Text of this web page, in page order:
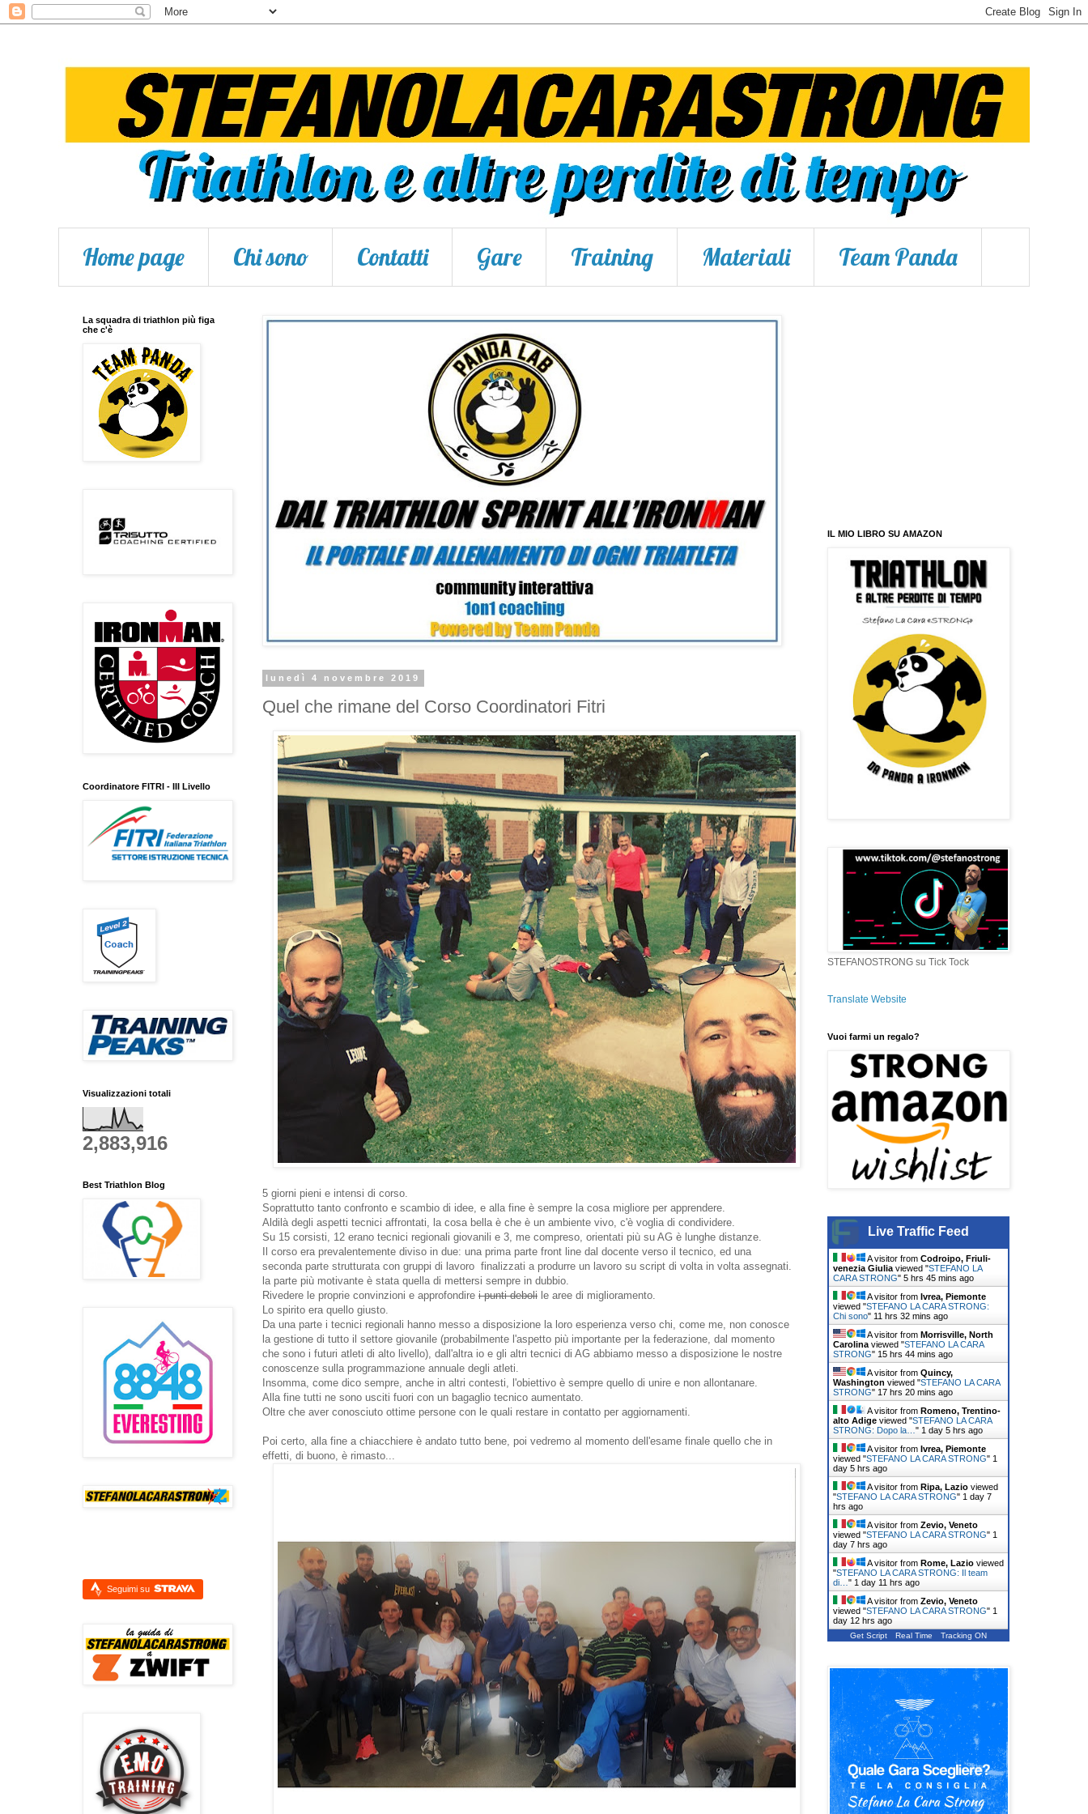
Home page Chi sono Contatti Gare Training Materiali Team Panda
lunedì 4 novembre 2019
Quel che rimane del Corso Coordinatori Fitri
5 giorni pieni e intensi di corso.
Soprattutto tanto confronto e scambio di idee, e alla fine è sempre la cosa migliore per apprendere.
Aldilà degli aspetti tecnici affrontati, la cosa bella è che è un ambiente vivo, c'è voglia di condividere.
Su 15 corsisti, 12 erano tecnici regionali giovanili e 3, me compreso, orientati più su AG è lunghe distanze.
Il corso era prevalentemente diviso in due: una prima parte front line dal docente verso il tecnico, ed una
seconda parte strutturata con gruppi di lavoro finalizzati a produrre un lavoro su script di volta in volta assegnati.
la parte più motivante è stata quella di mettersi sempre in dubbio.
Rivedere le proprie convinzioni e approfondire i punti deboli le aree di miglioramento.
Lo spirito era quello giusto.
Da una parte i tecnici regionali hanno messo a disposizione la loro esperienza verso chi, come me, non conosce
la gestione di tutto il settore giovanile (probabilmente l'aspetto più importante per la federazione, dal momento
che sono i futuri atleti di alto livello), dall'altra io e gli altri tecnici di AG abbiamo messo a disposizione le nostre
conoscenze sulla programmazione annuale degli atleti.
Insomma, come dico sempre, anche in altri contesti, l'obiettivo è sempre quello di unire e non allontanare.
Alla fine tutti ne sono usciti fuori con un bagaglio tecnico aumentato.
Oltre che aver conosciuto ottime persone con le quali restare in contatto per aggiornamenti.
Poi certo, alla fine a chiacchiere è andato tutto bene, poi vedremo al momento dell'esame finale quello che in
effetti, di buono, è rimasto...
La squadra di triathlon più figa
che c'è
Coordinatore FITRI - III Livello
Visualizzazioni totali
2,883,916
Best Triathlon Blog
Seguimi su
IL MIO LIBRO SU AMAZON
STEFANOSTRONG su Tick Tock
Translate Website
Vuoi farmi un regalo?
Live Traffic Feed
A visitor from Codroipo, Friuli-
venezia Giulia viewed "STEFANO LA
CARA STRONG" 5 hrs 46 mins ago
A visitor from Ivrea, Piemonte
viewed "STEFANO LA CARA STRONG:
Chi sono" 11 hrs 32 mins ago
A visitor from Morrisville, North
Carolina viewed "STEFANO LA CARA
STRONG" 15 hrs 44 mins ago
A visitor from Quincy,
Washington viewed "STEFANO LA CARA
STRONG" 17 hrs 20 mins ago
A visitor from Romeno, Trentino-
alto Adige viewed "STEFANO LA CARA
STRONG: Dopo la… " 1 day 5 hrs ago
A visitor from Ivrea, Piemonte
viewed "STEFANO LA CARA STRONG" 1
day 5 hrs ago
A visitor from Ripa, Lazio viewed
"STEFANO LA CARA STRONG" 1 day 7
hrs ago
A visitor from Zevio, Veneto
viewed "STEFANO LA CARA STRONG" 1
day 7 hrs ago
A visitor from Rome, Lazio viewed
"STEFANO LA CARA STRONG: Il team
di… " 1 day 11 hrs ago
A visitor from Zevio, Veneto
viewed "STEFANO LA CARA STRONG" 1
day 12 hrs ago
Get Script Real Time Tracking ON